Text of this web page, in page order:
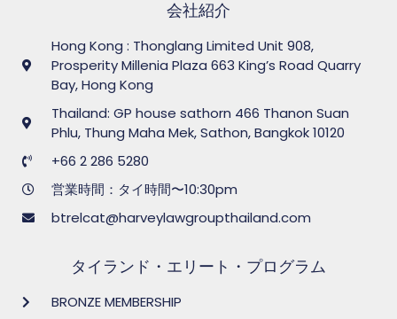
会社紹介
Hong Kong : Thonglang Limited Unit 908,
Prosperity Millenia Plaza 663 King’s Road Quarry
Bay, Hong Kong
Thailand: GP house sathorn 466 Thanon Suan
Phlu, Thung Maha Mek, Sathon, Bangkok 10120
+66 2 286 5280
営業時間：タイ時間〜10:30pm
btrelcat@harveylawgroupthailand.com
タイランド・エリート・プログラム
BRONZE MEMBERSHIP